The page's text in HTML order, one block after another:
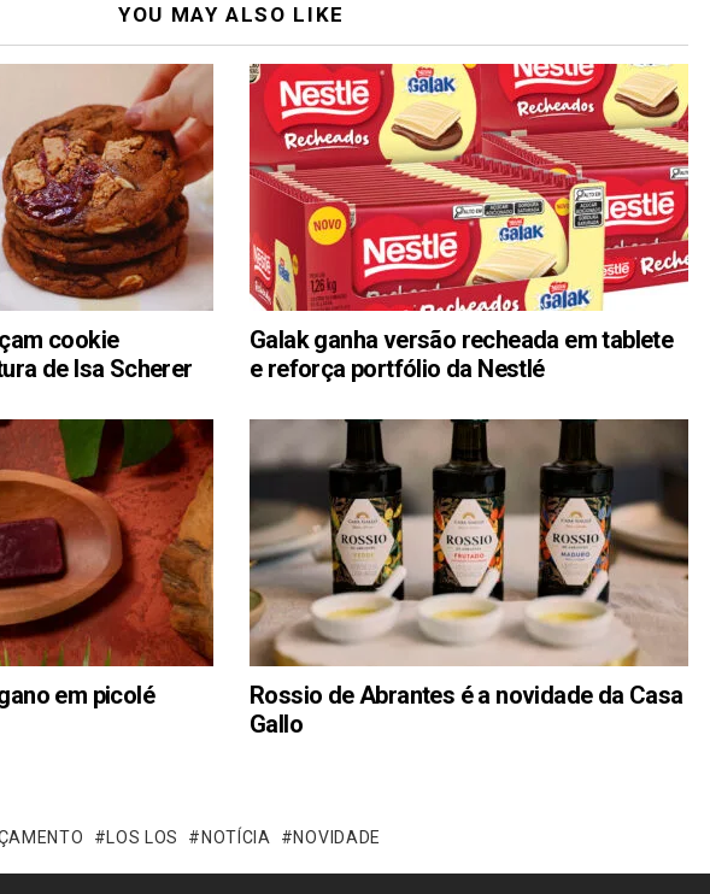
YOU MAY ALSO LIKE
cookie
de Isa Scherer
Galak ganha versão recheada em tablete
e reforça portfólio da Nestlé
em picolé
Rossio de Abrantes é a novidade da Casa
Gallo
LOS LOS NOTÍCIA NOVIDADE